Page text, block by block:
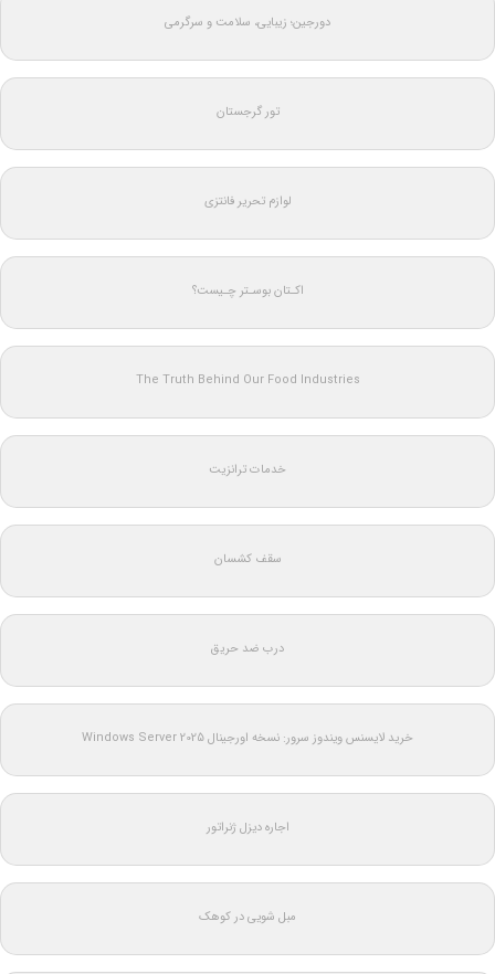
دورجین؛ زیبایی، سلامت و سرگرمی
تور گرجستان
لوازم تحریر فانتزی
اکـتان بوسـتر چـیست؟
The Truth Behind Our Food Industries
خدمات ترانزیت
سقف کشسان
درب ضد حریق
خرید لایسنس ویندوز سرور: نسخه اورجینال Windows Server 2025
اجاره دیزل ژنراتور
مبل شویی در کوهک